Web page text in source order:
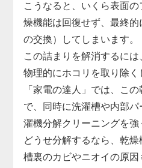
こうなると、いくら表面
燥機能は回復せず、最終
の交換）してしまいます。
この詰まりを解消するに
物理的にホコリを取り除く
「家電の達人」では、こ
で、同時に洗濯槽や内部
濯機分解クリーニングを強
どうせ分解するなら、乾燥
槽裏のカビやニオイの原因